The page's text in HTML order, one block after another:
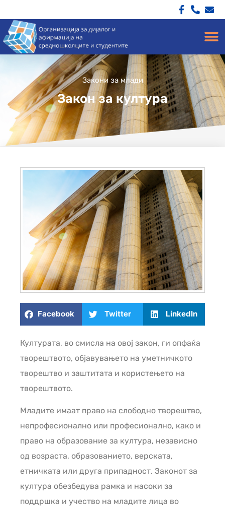
Закони за млади
Закон за култура
Facebook Twitter LinkedIn
Културата, во смисла на овој закон, ги опфаќа
творештвото, објавувањето на уметничкото
творештво и заштитата и користењето на
творештвото.
Младите имаат право на слободно творештво,
непрофесионално или професионално, како и
право на образование за култура, независно
од возраста, образованието, верската,
етничката или друга припадност. Законот за
култура обезбедува рамка и насоки за
поддршка и учество на младите лица во